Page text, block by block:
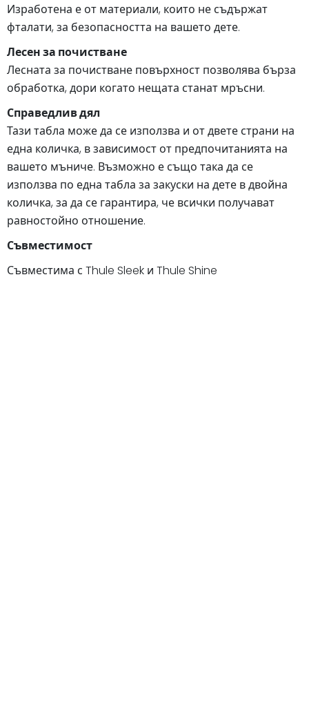
Изработена е от материали, които не съдържат
фталати, за безопасността на вашето дете.
Лесен за почистване
Лесната за почистване повърхност позволява бърза
обработка, дори когато нещата станат мръсни.
Справедлив дял
Тази табла може да се използва и от двете страни на
една количка, в зависимост от предпочитанията на
вашето мъниче. Възможно е също така да се
използва по една табла за закуски на дете в двойна
количка, за да се гарантира, че всички получават
равностойно отношение.
Съвместимост
Съвместима с Thule Sleek и Thule Shine